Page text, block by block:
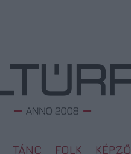
TÁNC FOLK KÉPZŐ